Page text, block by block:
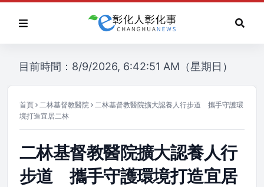
目前時間：8/9/2026, 6:42:51 AM（星期日）
首頁 二林基督教醫院
二林基督教醫院擴大認養人行步道 攜手守護環
境打造宜居二林
二林基督教醫院擴大認養人行
步道 攜手守護環境打造宜居